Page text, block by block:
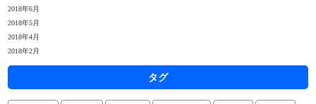
2018年6月
2018年5月
2018年4月
2018年2月
タグ